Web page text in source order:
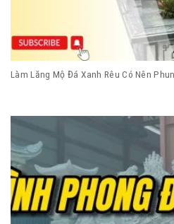
Làm Lăng Mộ Đá Xanh Rêu Có Nên